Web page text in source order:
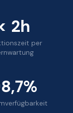
2h
per